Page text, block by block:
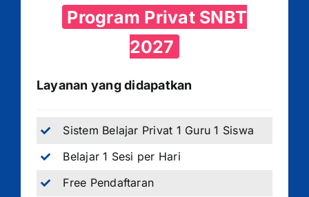
Program Privat SNBT
2027
Layanan yang didapatkan
Sistem Belajar Privat 1 Guru 1 Siswa
Belajar 1 Sesi per Hari
Free Pendaftaran